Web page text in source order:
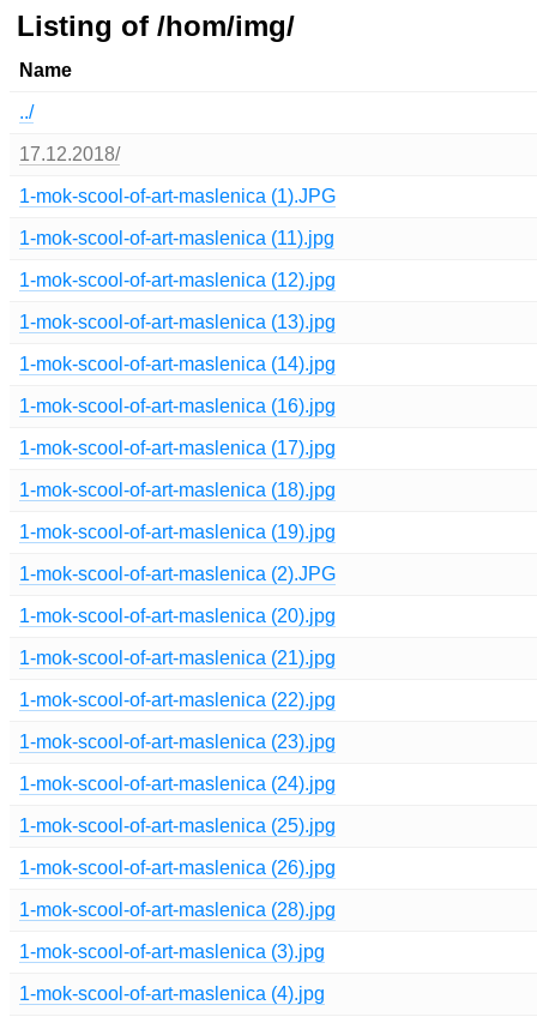
Listing of /hom/img/
Name
../
17.12.2018/
1-mok-scool-of-art-maslenica (1).JPG
1-mok-scool-of-art-maslenica (11).jpg
1-mok-scool-of-art-maslenica (12).jpg
1-mok-scool-of-art-maslenica (13).jpg
1-mok-scool-of-art-maslenica (14).jpg
1-mok-scool-of-art-maslenica (16).jpg
1-mok-scool-of-art-maslenica (17).jpg
1-mok-scool-of-art-maslenica (18).jpg
1-mok-scool-of-art-maslenica (19).jpg
1-mok-scool-of-art-maslenica (2).JPG
1-mok-scool-of-art-maslenica (20).jpg
1-mok-scool-of-art-maslenica (21).jpg
1-mok-scool-of-art-maslenica (22).jpg
1-mok-scool-of-art-maslenica (23).jpg
1-mok-scool-of-art-maslenica (24).jpg
1-mok-scool-of-art-maslenica (25).jpg
1-mok-scool-of-art-maslenica (26).jpg
1-mok-scool-of-art-maslenica (28).jpg
1-mok-scool-of-art-maslenica (3).jpg
1-mok-scool-of-art-maslenica (4).jpg